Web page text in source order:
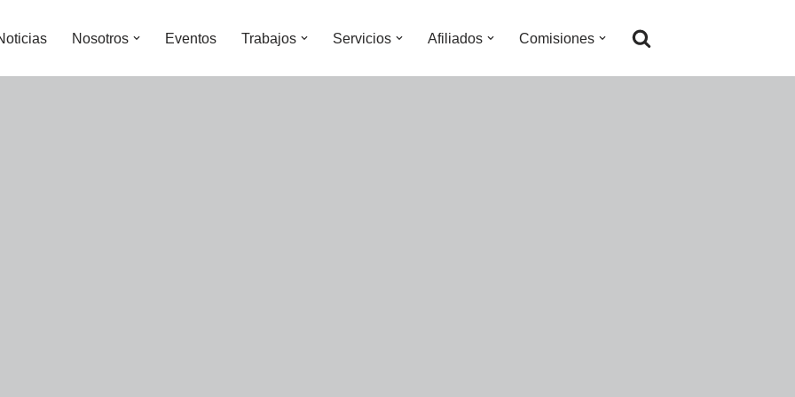
Nosotros Eventos Trabajos Servicios Afiliados Comisiones